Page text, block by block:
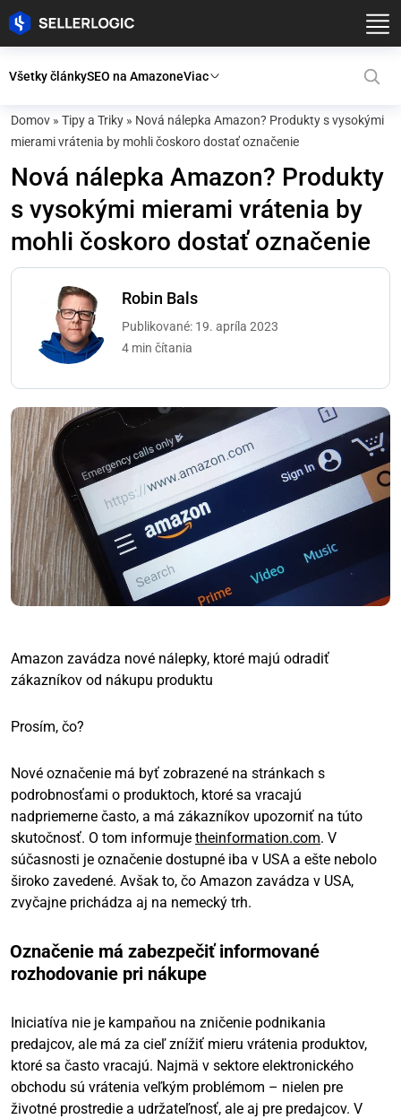
Všetky článkySEO na AmazoneViac
Domov » Tipy a Triky » Nová nálepka Amazon? Produkty s vysokými
mierami vrátenia by mohli čoskoro dostať označenie
Nová nálepka Amazon? Produkty
s vysokými mierami vrátenia by
mohli čoskoro dostať označenie
Robin Bals
Publikované: 19. apríla 2023
4 min čítania
Amazon zavádza nové nálepky, ktoré majú odradiť
zákazníkov od nákupu produktu
Prosím, čo?
Nové označenie má byť zobrazené na stránkach s
podrobnosťami o produktoch, ktoré sa vracajú
nadpriemerne často, a má zákazníkov upozorniť na túto
skutočnosť. O tom informuje theinformation.com. V
súčasnosti je označenie dostupné iba v USA a ešte nebolo
široko zavedené. Avšak to, čo Amazon zavádza v USA,
zvyčajne prichádza aj na nemecký trh.
Označenie má zabezpečiť informované
rozhodovanie pri nákupe
Iniciatíva nie je kampaňou na zničenie podnikania
predajcov, ale má za cieľ znížiť mieru vrátenia produktov,
ktoré sa často vracajú. Najmä v sektore elektronického
obchodu sú vrátenia veľkým problémom – nielen pre
životné prostredie a udržateľnosť, ale aj pre predajcov. V